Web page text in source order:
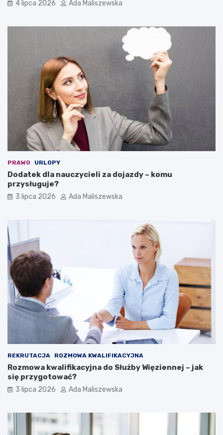
4 lipca 2026 Ada Maliszewska
PRAWO URLOPY
Dodatek dla nauczycieli za dojazdy – komu
przysługuje?
3 lipca 2026 Ada Maliszewska
REKRUTACJA ROZMOWA KWALIFIKACYJNA
Rozmowa kwalifikacyjna do Służby Więziennej – jak
się przygotować?
3 lipca 2026 Ada Maliszewska